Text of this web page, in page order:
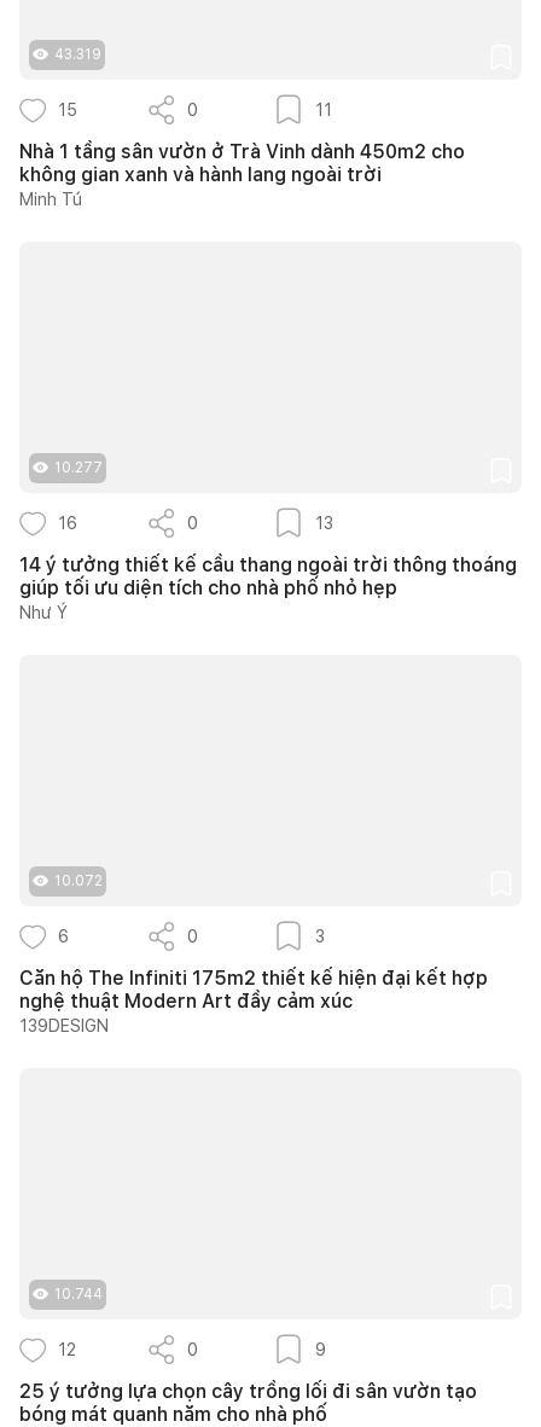
43.319
15 0 11
Nhà 1 tầng sân vườn ở Trà Vinh dành 450m2 cho
không gian xanh và hành lang ngoài trời
Minh Tú
10.277
16 0 13
14 ý tưởng thiết kế cầu thang ngoài trời thông thoáng
giúp tối ưu diện tích cho nhà phố nhỏ hẹp
Như Ý
10.072
6 0 3
Căn hộ The Infiniti 175m2 thiết kế hiện đại kết hợp
nghệ thuật Modern Art đầy cảm xúc
139DESIGN
10.744
12 0 9
25 ý tưởng lựa chọn cây trồng lối đi sân vườn tạo
bóng mát quanh năm cho nhà phố